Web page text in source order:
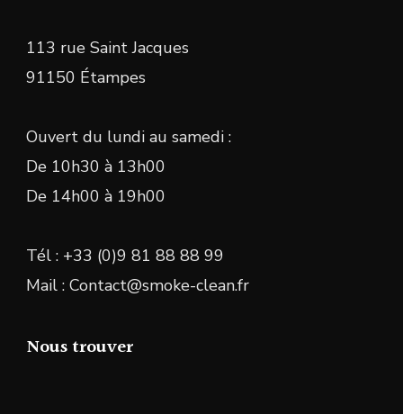
113 rue Saint Jacques
91150 Étampes
Ouvert du lundi au samedi :
De 10h30 à 13h00
De 14h00 à 19h00
Tél : +33 (0)9 81 88 88 99
Mail : Contact@smoke-clean.fr
Nous trouver